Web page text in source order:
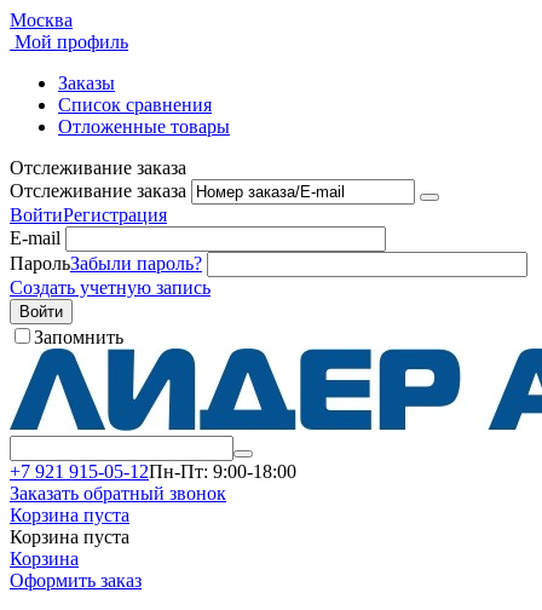
Москва
Мой профиль
Заказы
Список сравнения
Отложенные товары
Отслеживание заказа
Отслеживание заказа
ВойтиРегистрация
E-mail
ПарольЗабыли пароль?
Создать учетную запись
Войти
Запомнить
+7 921 915-05-12Пн-Пт: 9:00-18:00
Заказать обратный звонок
Корзина пуста
Корзина пуста
Корзина
Оформить заказ